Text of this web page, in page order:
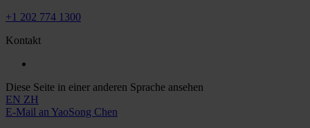
+1 202 774 1300
Kontakt
Diese Seite in einer anderen Sprache ansehen
EN ZH
E-Mail an YaoSong Chen